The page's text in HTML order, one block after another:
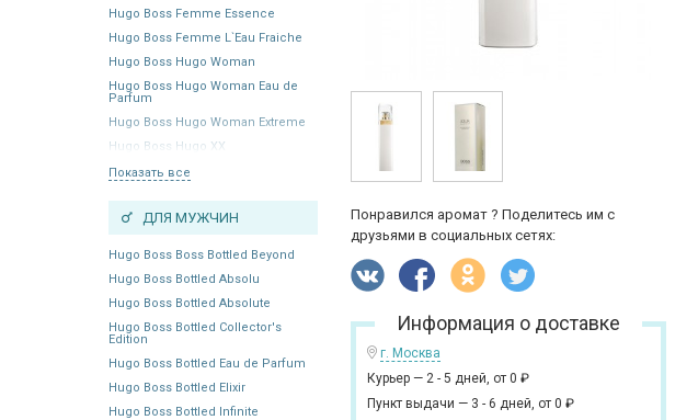
Hugo Boss Femme Essence
Hugo Boss Femme L`Eau Fraiche
Hugo Boss Hugo Woman
Hugo Boss Hugo Woman Eau de
Parfum
Hugo Boss Hugo Woman Extreme
Hugo Boss Hugo XX
Показать все
ДЛЯ МУЖЧИН
Hugo Boss Boss Bottled Beyond
Hugo Boss Bottled Absolu
Hugo Boss Bottled Absolute
Hugo Boss Bottled Collector's
Edition
Hugo Boss Bottled Eau de Parfum
Hugo Boss Bottled Elixir
Hugo Boss Bottled Infinite
Понравился аромат ? Поделитесь им с
друзьями в социальных сетях:
Информация о доставке
г. Москва
Курьер — 2 - 5 дней, от 0 ₽
Пункт выдачи — 3 - 6 дней, от 0 ₽